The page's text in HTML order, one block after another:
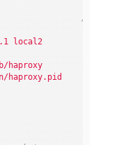
/var/
local2
haproxy.pid